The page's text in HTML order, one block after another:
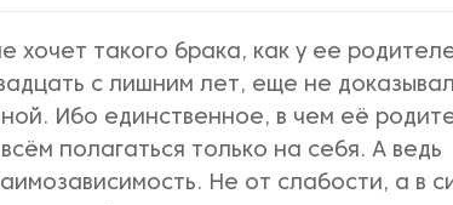
такого брака, как у ее
с лишним лет, еще не
Ибо единственное, в чем её
полагаться только на себя. А ведь
Не от слабости, а в